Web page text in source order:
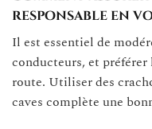
responsable en
Il est essentiel de
conducteurs, et
route. Utiliser des
caves complète une